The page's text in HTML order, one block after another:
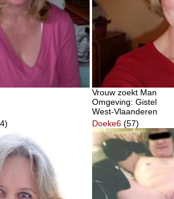
Vrouw zoekt Man
Omgeving: Gistel
West-Vlaanderen
Doeke6 (57)